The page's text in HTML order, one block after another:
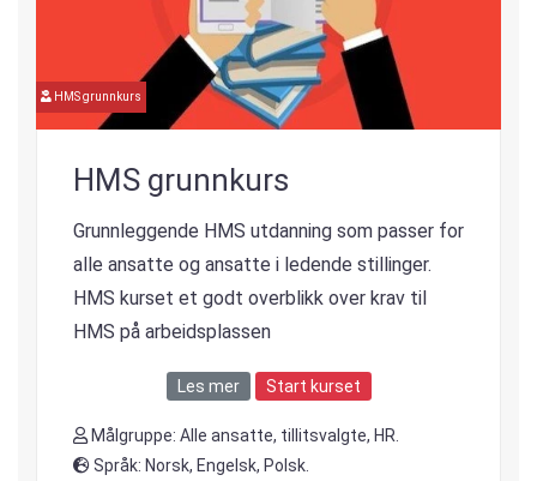
HMS grunnkurs
HMS grunnkurs
Grunnleggende HMS utdanning som passer for
alle ansatte og ansatte i ledende stillinger.
HMS kurset et godt overblikk over krav til
HMS på arbeidsplassen
Les mer Start kurset
Målgruppe: Alle ansatte, tillitsvalgte, HR.
Språk: Norsk, Engelsk, Polsk.